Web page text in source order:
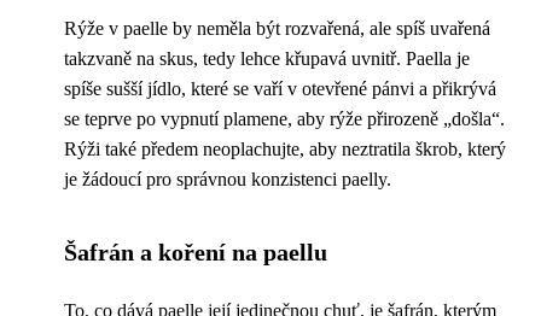
Rýže v paelle by neměla být rozvařená, ale spíš uvařená
takzvaně na skus, tedy lehce křupavá uvnitř. Paella je
spíše sušší jídlo, které se vaří v otevřené pánvi a přikrývá
se teprve po vypnutí plamene, aby rýže přirozeně „došla“.
Rýži také předem neoplachujte, aby neztratila škrob, který
je žádoucí pro správnou konzistenci paelly.
Šafrán a koření na paellu
To, co dává paelle její jedinečnou chuť, je šafrán, kterým